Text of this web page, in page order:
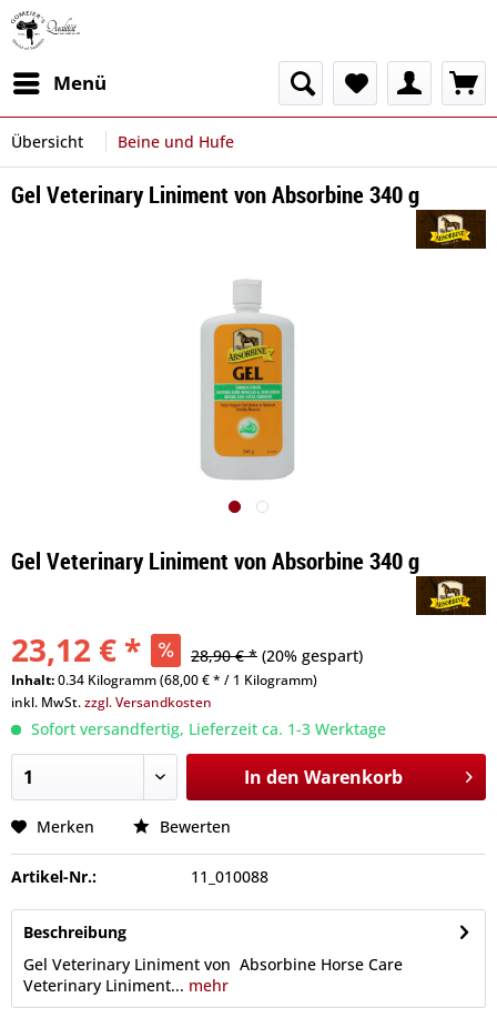
Menü
Übersicht Beine und Hufe
Gel Veterinary Liniment von Absorbine 340 g
Gel Veterinary Liniment von Absorbine 340 g
23,12 € * 28,90 € * (20% gespart)
Inhalt:0.34 Kilogramm (68,00 € * / 1 Kilogramm)
inkl. MwSt.zzgl. Versandkosten
Sofort versandfertig, Lieferzeit ca. 1-3 Werktage
In den Warenkorb
Merken Bewerten
Artikel-Nr.: 11_010088
Beschreibung
Gel Veterinary Liniment von Absorbine Horse Care
Veterinary Liniment... mehr